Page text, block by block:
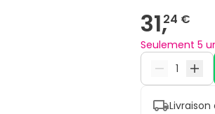
31,24 €
Seulement 5
Livraison